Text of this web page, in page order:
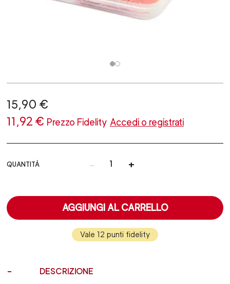
15,90 €
11,92 € Prezzo Fidelity Accedi o registrati
QUANTITÀ - +
AGGIUNGI AL CARRELLO
Vale 12 punti fidelity
DESCRIZIONE